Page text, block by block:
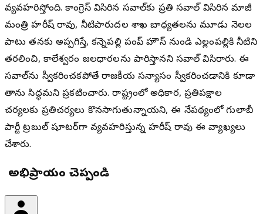
వ్యవహరిస్తోంది. కాంగ్రెస్ విసిరిన సవాల్‌కు ప్రతి సవాల్ విసిరిన మాజీ
మంత్రి హరీష్ రావు, నీటిపారుదల శాఖ బాధ్యతలను మూడు నెలల
పాటు తనకు అప్పగిస్తే, కన్నెపల్లి పంప్ హౌస్ నుండి ఎల్లంపల్లికి నీటిని
తరలించి, కాలేశ్వరం జలధారలను పారిస్తానని సవాల్ విసిరారు. ఈ
సవాల్‌ను స్వీకరించకపోతే రాజకీయ సన్యాసం స్వీకరించడానికి కూడా
తాను సిద్ధమని ప్రకటించారు. రాష్ట్రంలో అధికార, ప్రతిపక్షాల
చర్యలకు ప్రతిచర్యలు కొనసాగుతున్నాయని, ఈ నేపథ్యంలో గులాబీ
పార్టీ ట్రబుల్ షూటర్‌గా వ్యవహరిస్తున్న హరీష్ రావు ఈ వ్యాఖ్యలు
చేశారు.
మీ అభిప్రాయం చెప్పండి